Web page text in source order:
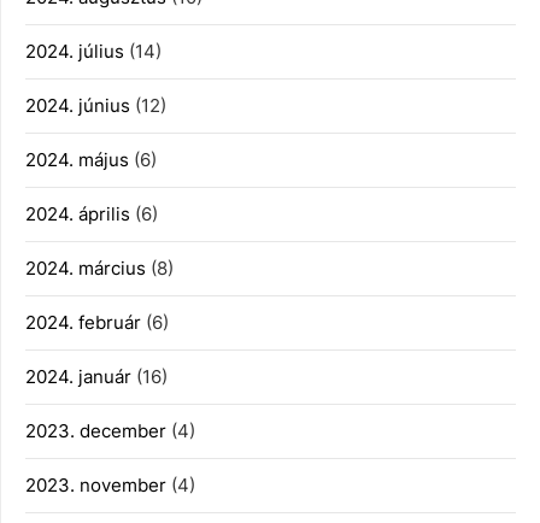
2024. július (14)
2024. június (12)
2024. május (6)
2024. április (6)
2024. március (8)
2024. február (6)
2024. január (16)
2023. december (4)
2023. november (4)